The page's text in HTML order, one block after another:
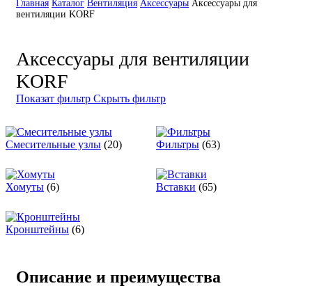
Главная Каталог Вентиляция Аксессуары Аксессуары для
вентиляции KORF
Аксессуары для вентиляции
KORF
Показат фильтр Скрыть фильтр
Смесительные узлы (20) Фильтры (63)
Хомуты (6) Вставки (65)
Кронштейны (6)
Описание и преимущества